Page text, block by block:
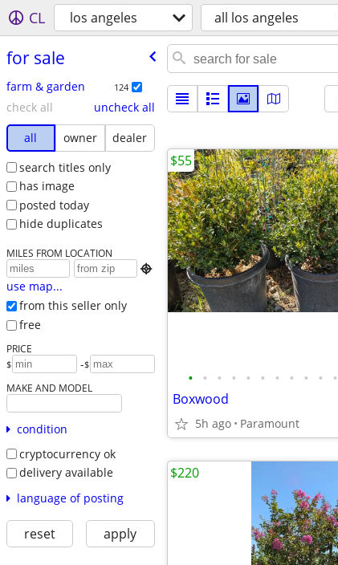
CL los angeles all los angeles
for sale
farm & garden 124
check all
uncheck all
all
owner
dealer
search titles only
has image
posted today
hide duplicates
MILES FROM LOCATION

use map...
from this seller only
free
PRICE
$ -$
MAKE AND MODEL
condition
cryptocurrency ok
delivery available
language of posting
reset apply
• • • • • • • • • • •
Boxwood
5h ago Paramount
$55
$220